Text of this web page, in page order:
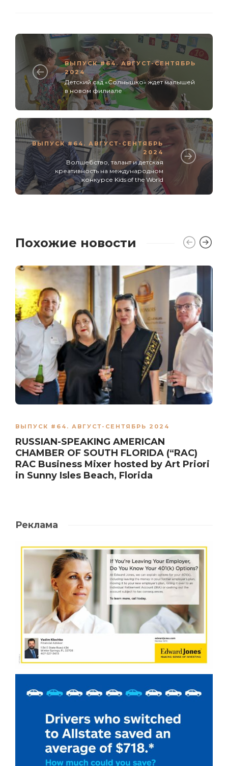
ВЫПУСК #64. АВГУСТ-СЕНТЯБРЬ
2024
Детский сад «Солнышко» ждет малышей
в новом филиале
ВЫПУСК #64. АВГУСТ-СЕНТЯБРЬ
2024
Волшебство, талант и детская
креативность на международном
конкурсе Kids of the World
Похожие новости
ВЫПУСК #64. АВГУСТ-СЕНТЯБРЬ 2024
RUSSIAN-SPEAKING AMERICAN
CHAMBER OF SOUTH FLORIDA (“RAC)
RAC Business Mixer hosted by Art Priori
in Sunny Isles Beach, Florida
Реклама